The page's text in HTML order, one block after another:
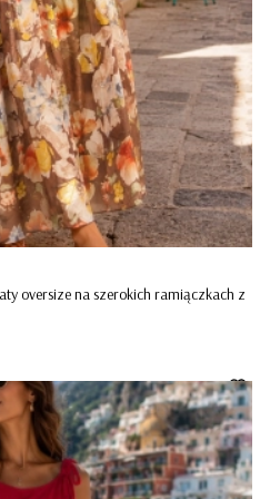
oversize na szerokich ramiączkach z